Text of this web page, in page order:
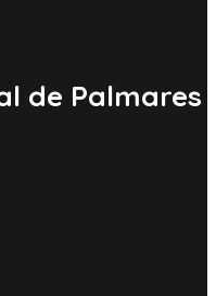
de Palmares